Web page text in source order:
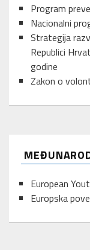
Program
Nacionalni
Strategija
Republici
godine
Zakon o
European
Europska